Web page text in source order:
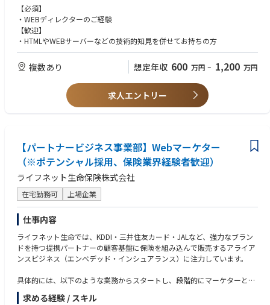
【業務詳細】
・KPIマネジメントやデータ分析を通じたWEB/アプリの運用・グロース牽
引
・金融系プロダクトの企画、検討や予算管理、仕様・要件決定や優先順位
・開発会社/制作会社のPMと連携を行ったサービス開発のディレクション
など
【必須】
・WEBディレクターのご経験
【歓迎】
・HTMLやWEBサーバーなどの技術的知見を併せてお持ちの方
複数あり 想定年収 600 万円 ~ 1,200 万円
求人エントリー
【パートナービジネス事業部】Webマーケター
（※ポテンシャル採用、保険業界経験者歓迎）
ライフネット生命保険株式会社
在宅勤務可 上場企業
仕事内容
ライフネット生命では、KDDI・三井住友カード・JALなど、強力なブラン
ドを持つ提携パートナーの顧客基盤に保険を組み込んで販売するアライア
ンスビジネス（エンベデッド・インシュアランス）に注力しています。
具体的には、以下のような業務からスタートし、段階的にマーケターとし
ての領域を広げていただきます。
求める経験 / スキル